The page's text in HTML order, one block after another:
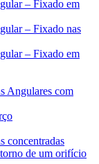
– Fixado em
– Fixado nas
– Fixado em
Angulares com
concentradas
de um orifício